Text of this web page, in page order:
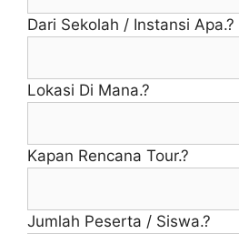
Dari Sekolah / Instansi Apa.?
Lokasi Di Mana.?
Kapan Rencana Tour.?
Jumlah Peserta / Siswa.?